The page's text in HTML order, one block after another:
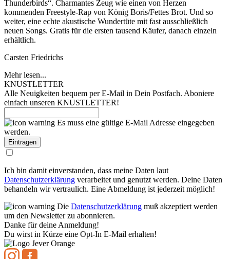
Thunderbirds“. Charmantes Zeug wie einen von Herzen
kommenden Freestyle-Rap von König Boris/Fettes Brot. Und so
weiter, eine echte akustische Wundertüte mit fast ausschließlich
neuen Songs. Gratis für die ersten tausend Käufer, danach einzeln
erhältlich.
Carsten Friedrichs
Mehr lesen...
KNUSTLETTER
Alle Neuigkeiten bequem per E-Mail in Dein Postfach. Aboniere
einfach unseren KNUSTLETTER!
Es muss eine gültige E-Mail Adresse eingegeben
werden.
Ich bin damit einverstanden, dass meine Daten laut
Datenschutzerklärung verarbeitet und genutzt werden. Deine Daten
behandeln wir vertraulich. Eine Abmeldung ist jederzeit möglich!
Die Datenschutzerklärung muß akzeptiert werden
um den Newsletter zu abonnieren.
Danke für deine Anmeldung!
Du wirst in Kürze eine Opt-In E-Mail erhalten!